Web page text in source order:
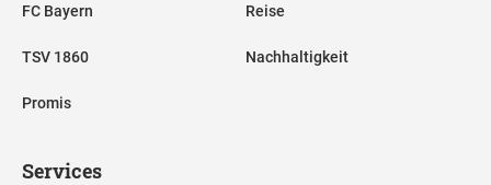
FC Bayern
TSV 1860
Promis
Reise
Nachhaltigkeit
Services